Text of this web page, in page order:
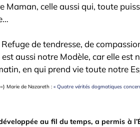
Maman, celle aussi qui, toute
de tendresse, de
aussi notre Modèle, car elle
en qui prend vie toute notre
Marie de Nazareth : « Quatre vérités dogmatiques
au fil du temps, a permis à